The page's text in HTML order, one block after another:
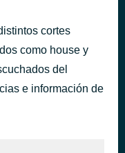
hace 41 minutos
cortes
como house y
del
e información de